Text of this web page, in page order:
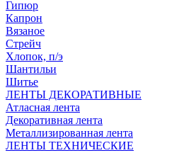
Гипюр
Капрон
Вязаное
Стрейч
Хлопок, п/э
Шантильи
Шитье
ЛЕНТЫ ДЕКОРАТИВНЫЕ
Атласная лента
Декоративная лента
Металлизированная лента
ЛЕНТЫ ТЕХНИЧЕСКИЕ